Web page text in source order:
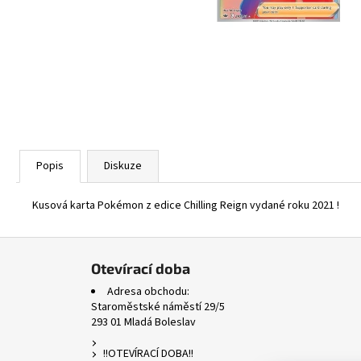
Popis Diskuze
Kusová karta Pokémon z edice Chilling Reign vydané roku 2021 !
Otevírací doba
Adresa obchodu:
Staroměstské náměstí 29/5
293 01 Mladá Boleslav
!!OTEVÍRACÍ DOBA!!